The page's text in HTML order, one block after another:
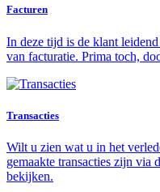
Facturen
In deze tijd is de klant
van facturatie. Prima toch,
Transacties
Wilt u zien wat u in het
gemaakte transacties zijn via
bekijken.